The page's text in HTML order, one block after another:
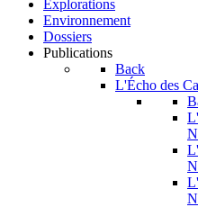
Explorations
Environnement
Dossiers
Publications
Back
L'Écho des